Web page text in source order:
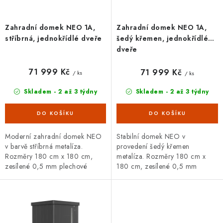
ů
t
ů
Zahradní domek NEO 1A,
stříbrná, jednokřídlé dveře
Skladem - 2 až 3 týdny
71 999 Kč / ks
Moderní zahradní domek NEO
v barvě stříbrná metalíza.
Rozměry 180 cm x 180 cm,
zesílené 0,5 mm plechové
Zahradní domek NEO 1A,
šedý křemen, jednokřídlé
dveře
Skladem - 2 až 3 týdny
71 999 Kč / ks
Stabilní domek NEO v
provedení šedý křemen
metalíza. Rozměry 180 cm x
180 cm, zesílené 0,5 mm